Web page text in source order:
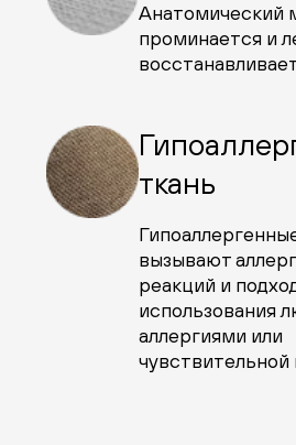
Анатомический
проминается и
ткань
вызывают
реакций и
использования
аллергиями или
чувствительной